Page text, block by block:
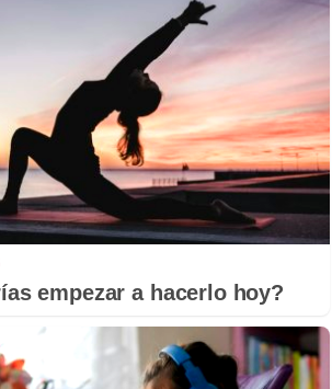
empezar a hacerlo hoy?